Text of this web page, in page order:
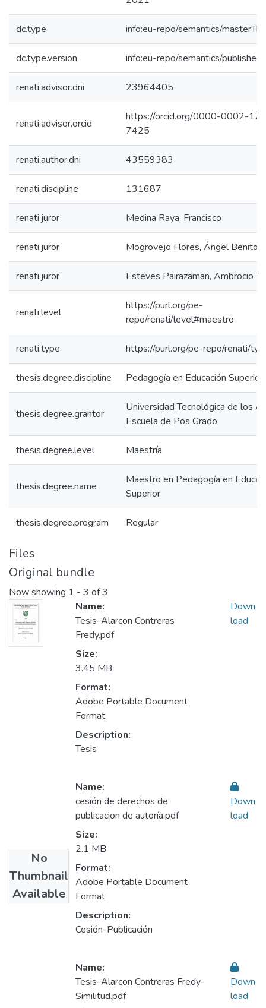
dc.type info:eu-repo/semantics/
dc.type.version info:eu-repo/semantics/
renati.advisor.dni 23964405
renati.advisor.orcid
https://orcid.org/0000-0002-
7425
renati.author.dni 43559383
renati.discipline 131687
renati.juror Medina Raya, Francisco
renati.juror Mogrovejo Flores, Ángel Benito
renati.juror Esteves Pairazaman, Ambrocio
renati.level
https://purl.org/pe-
repo/renati/level#maestro
renati.type https://purl.org/pe-repo/renati/
thesis.degree.discipline Pedagogía en Educación Superior
thesis.degree.grantor
Universidad Tecnológica de los
Escuela de Pos Grado
thesis.degree.level Maestría
thesis.degree.name
Maestro en Pedagogía en
Superior
thesis.degree.program Regular
Files
Original bundle
Now showing 1 - 3 of 3
Name:
Tesis-Alarcon Contreras
Fredy.pdf
Size:
3.45 MB
Format:
Adobe Portable Document
Format
Description:
Tesis
Down
load
No
Thumbnail
Available
Name:
cesión de derechos de
publicacion de autoría.pdf
Size:
2.1 MB
Format:
Adobe Portable Document
Format
Description:
Cesión-Publicación
Down
load
Name:
Tesis-Alarcon Contreras Fredy-
Similitud.pdf
Down
load